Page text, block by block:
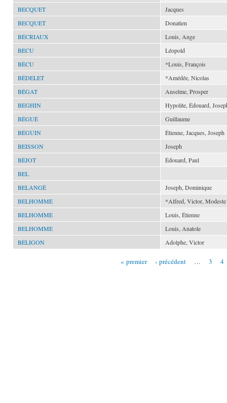
BECQUET
Jacques
BECQUET
Donatien
BÉCRIAUX
Louis, Ange
BÉCU
Léopold
BÉCU
*Louis, François
BÉDELET
*Amédée, Nicolas
BÉGAT
Anselme, Prosper
BEGHIN
Hypolite, Édouard,
BÉGUÉ
Guillaume
BÉGUIN
Étienne, Jacques, Joseph
BEISSON
Joseph
BÉJOT
Édouard, Paul
BEL
BELANGÉ
Joseph, Dominique
BELHOMME
*Alfred, Victor, Modeste
BELHOMME
Louis, Étienne
BELHOMME
Louis, Anatole
BÉLIGON
Adolphe, Victor
« premier ‹ précédent … 3 4